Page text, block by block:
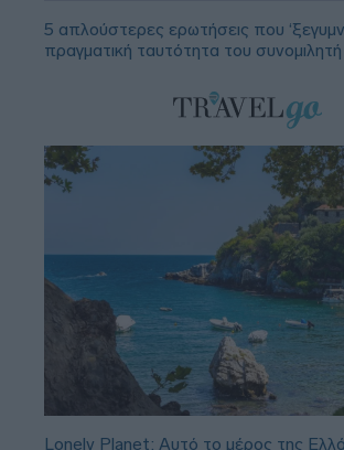
5 απλούστερες ερωτήσεις που
πραγματική ταυτότητα του συνομιλητή
Lonely Planet: Αυτό το μέρος της